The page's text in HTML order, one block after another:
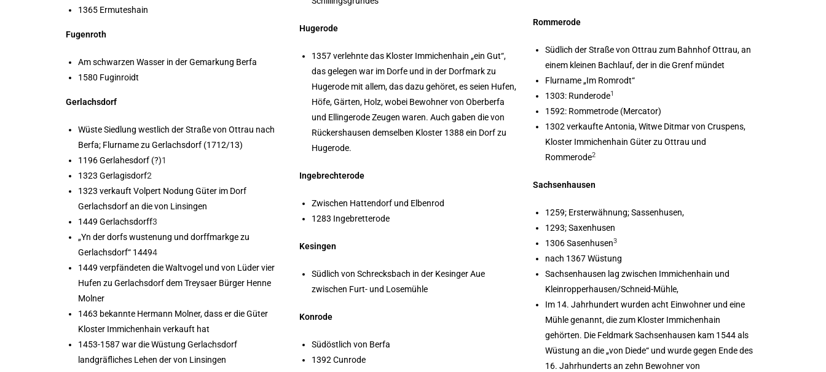
1365 Ermuteshain
Fugenroth
Am schwarzen Wasser in der Gemarkung Berfa
1580 Fuginroidt
Gerlachsdorf
Wüste Siedlung westlich der Straße von Ottrau nach
Berfa; Flurname zu Gerlachsdorf (1712/13)
1196 Gerlahesdorf (?)1
1323 Gerlagisdorf2
1323 verkauft Volpert Nodung Güter im Dorf
Gerlachsdorf an die von Linsingen
1449 Gerlachsdorff3
„Yn der dorfs wustenung und dorffmarkge zu
Gerlachsdorf“ 14494
1449 verpfändeten die Waltvogel und von Lüder vier
Hufen zu Gerlachsdorf dem Treysaer Bürger Henne
Molner
1463 bekannte Hermann Molner, dass er die Güter
Kloster Immichenhain verkauft hat
1453-1587 war die Wüstung Gerlachsdorf
landgräfliches Lehen der von Linsingen
Hugerode
1357 verlehnte das Kloster Immichenhain „ein Gut“,
das gelegen war im Dorfe und in der Dorfmark zu
Hugerode mit allem, das dazu gehöret, es seien Hufen,
Höfe, Gärten, Holz, wobei Bewohner von Oberberfa
und Ellingerode Zeugen waren. Auch gaben die von
Rückershausen demselben Kloster 1388 ein Dorf zu
Hugerode.
Ingebrechterode
Zwischen Hattendorf und Elbenrod
1283 Ingebretterode
Kesingen
Südlich von Schrecksbach in der Kesinger Aue
zwischen Furt- und Losemühle
Konrode
Südöstlich von Berfa
1392 Cunrode
Rommerode
Südlich der Straße von Ottrau zum Bahnhof Ottrau, an
einem kleinen Bachlauf, der in die Grenf mündet
Flurname „Im Romrodt“
1303: Runderode1
1592: Rommetrode (Mercator)
1302 verkaufte Antonia, Witwe Ditmar von Cruspens,
Kloster Immichenhain Güter zu Ottrau und
Rommerode2
Sachsenhausen
1259; Ersterwähnung; Sassenhusen,
1293; Saxenhusen
1306 Sasenhusen3
nach 1367 Wüstung
Sachsenhausen lag zwischen Immichenhain und
Kleinropperhausen/Schneid-Mühle,
Im 14. Jahrhundert wurden acht Einwohner und eine
Mühle genannt, die zum Kloster Immichenhain
gehörten. Die Feldmark Sachsenhausen kam 1544 als
Wüstung an die „von Diede“ und wurde gegen Ende des
16. Jahrhunderts an zehn Bewohner von